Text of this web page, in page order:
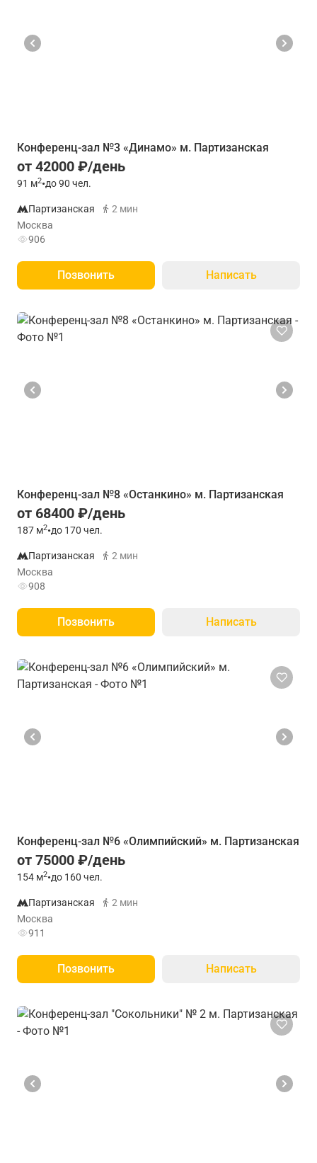
Конференц-зал №3 «Динамо» м. Партизанская
от 42000 ₽/день
91 м2•до 90 чел.
Партизанская
2 мин
Москва
906
Позвонить Написать
Конференц-зал №8 «Останкино» м. Партизанская
от 68400 ₽/день
187 м2•до 170 чел.
Партизанская
2 мин
Москва
908
Позвонить Написать
Конференц-зал №6 «Олимпийский» м. Партизанская
от 75000 ₽/день
154 м2•до 160 чел.
Партизанская
2 мин
Москва
911
Позвонить Написать